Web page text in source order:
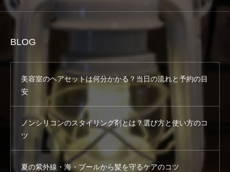
BLOG
美容室のヘアセットは何分かかる？当日の流れと予約の目
安
ノンシリコンのスタイリング剤とは？選び方と使い方のコ
ツ
夏の紫外線・海・プールから髪を守るケアのコツ